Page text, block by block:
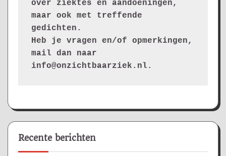
over ziektes en aandoeningen,
maar ook met treffende
gedichten.
Heb je vragen en/of opmerkingen,
mail dan naar
info@onzichtbaarziek.nl.
Recente berichten